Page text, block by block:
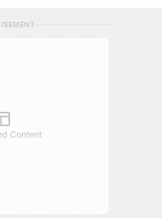
Content